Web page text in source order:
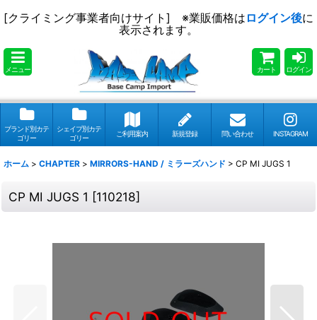
[クライミング事業者向けサイト] ※業販価格は ログイン後に
表示されます。
メニュー カート ログイン
ブランド別カテ
ゴリー
シェイプ別カテ
ゴリー
ご利用案内 新規登録 問い合わせ INSTAGRAM
ホーム > CHAPTER > MIRRORS-HAND / ミラーズハンド > CP MI JUGS 1
CP MI JUGS 1 [110218]